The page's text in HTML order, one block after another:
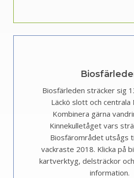
Biosfärleden sträcker sig
Läckö slott och centrala
Kombinera gärna
Kinnekulletåget vars
Biosfärområdet utsågs
vackraste 2018. Klicka på
kartverktyg, delsträckor
information.